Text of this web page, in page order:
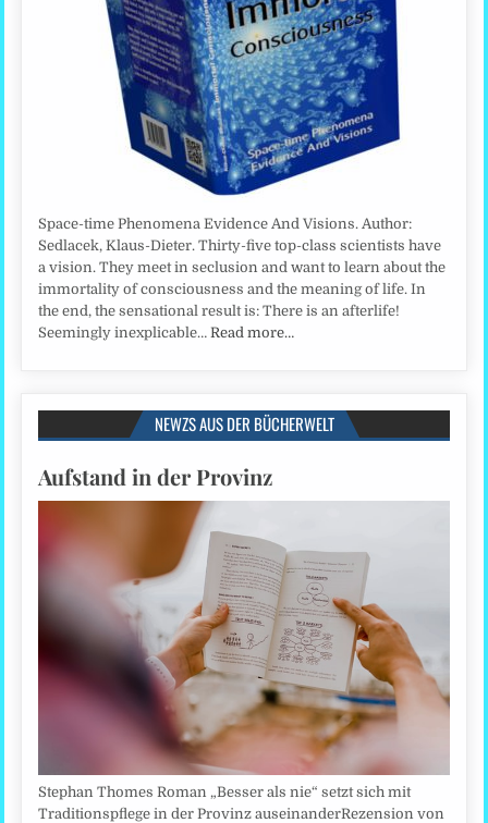
Space-time Phenomena Evidence And Visions. Author:
Sedlacek, Klaus-Dieter. Thirty-five top-class scientists have
a vision. They meet in seclusion and want to learn about the
immortality of consciousness and the meaning of life. In
the end, the sensational result is: There is an afterlife!
Seemingly inexplicable…Read more…
NEWZS AUS DER BÜCHERWELT
Aufstand in der Provinz
Stephan Thomes Roman „Besser als nie“ setzt sich mit
Traditionspflege in der Provinz auseinanderRezension von